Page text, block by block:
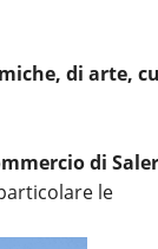
di arte,
di
le